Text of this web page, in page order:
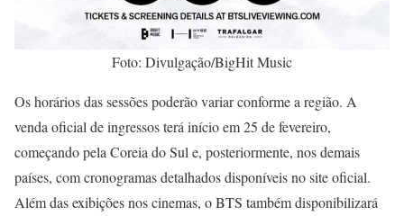
Foto: Divulgação/BigHit Music
Os horários das sessões poderão variar conforme a região. A
venda oficial de ingressos terá início em 25 de fevereiro,
começando pela Coreia do Sul e, posteriormente, nos demais
países, com cronogramas detalhados disponíveis no site oficial.
Além das exibições nos cinemas, o BTS também disponibilizará